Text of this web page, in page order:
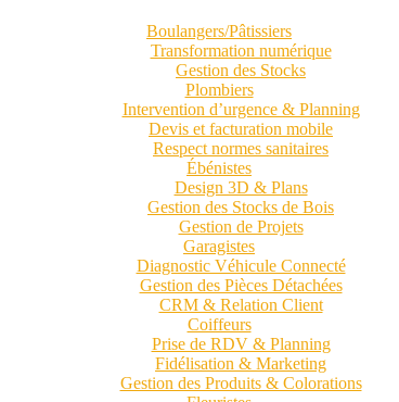
Boulangers/Pâtissiers
Transformation numérique
Gestion des Stocks
Plombiers
Intervention d’urgence & Planning
Devis et facturation mobile
Respect normes sanitaires
Ébénistes
Design 3D & Plans
Gestion des Stocks de Bois
Gestion de Projets
Garagistes
Diagnostic Véhicule Connecté
Gestion des Pièces Détachées
CRM & Relation Client
Coiffeurs
Prise de RDV & Planning
Fidélisation & Marketing
Gestion des Produits & Colorations